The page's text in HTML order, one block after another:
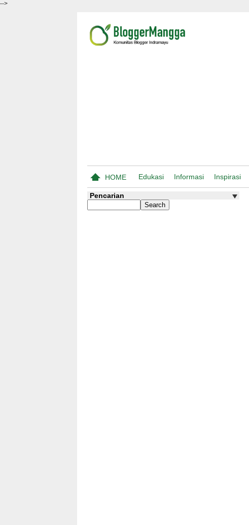
-->
HOME Edukasi Informasi Inspirasi
Pencarian